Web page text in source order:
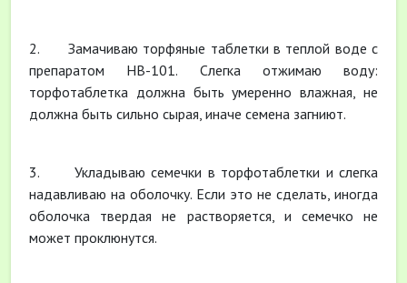
2. Замачиваю торфяные таблетки в теплой воде с
препаратом НВ-101. Слегка отжимаю воду:
торфотаблетка должна быть умеренно влажная, не
должна быть сильно сырая, иначе семена загниют.
3. Укладываю семечки в торфотаблетки и слегка
надавливаю на оболочку. Если это не сделать, иногда
оболочка твердая не растворяется, и семечко не
может проклюнутся.